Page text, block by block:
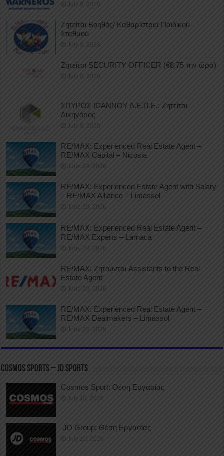
July 9, 2026
Ζητείται Βοηθός/ Καθαρίστρια Παιδικού
Σταθμού
July 8, 2026
Ζητείται SECURITY OFFICER (€8,75 την ώρα)
July 8, 2026
ΣΠΥΡΟΣ ΙΩΑΝΝΟΥ Δ.Ε.Π.Ε.: Ζητείται
Δικηγόρος
July 8, 2026
RE/MAX: Experienced Real Estate Agent –
RE/MAX Capital – Nicosia
June 29, 2026
RE/MAX: Experienced Estate Agent with Salary
– RE/MAX Alliance – Limassol
June 29, 2026
RE/MAX: Experienced Real Estate Agent –
RE/MAX Experts – Larnaca
June 29, 2026
RE/MAX: Ζητούνται Assistants to the Real
Estate Agent
June 29, 2026
RE/MAX: Experienced Real Estate Agent –
RE/MAX Dealmakers – Limassol
June 29, 2026
COSMOS SPORTS – JD SPORTS
Cosmos Sport: Θέση Εργασίας
July 10, 2026
JD Group: Θέση Εργασίας
July 10, 2026